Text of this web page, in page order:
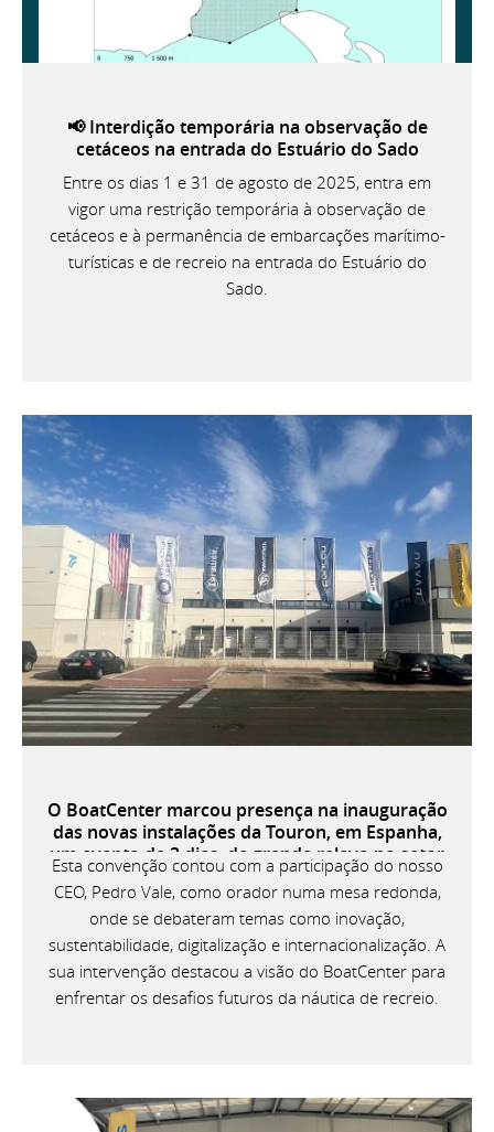
📢 Interdição temporária na observação de
cetáceos na entrada do Estuário do Sado
Entre os dias 1 e 31 de agosto de 2025, entra em
vigor uma restrição temporária à observação de
cetáceos e à permanência de embarcações marítimo-
turísticas e de recreio na entrada do Estuário do
Sado.
O BoatCenter marcou presença na inauguração
das novas instalações da Touron, em Espanha,
um evento de 3 dias, de grande relevo no setor
náutico ibérico.
Esta convenção contou com a participação do nosso
CEO, Pedro Vale, como orador numa mesa redonda,
onde se debateram temas como inovação,
sustentabilidade, digitalização e internacionalização. A
sua intervenção destacou a visão do BoatCenter para
enfrentar os desafios futuros da náutica de recreio.